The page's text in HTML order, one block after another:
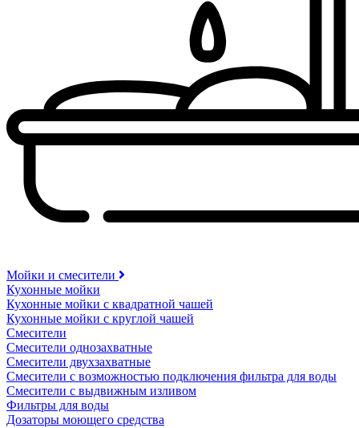
Мойки и смесители
Кухонные мойки
Кухонные мойки с квадратной чашей
Кухонные мойки с круглой чашей
Смесители
Смесители однозахватные
Смесители двухзахватные
Смесители с возможностью подключения фильтра для воды
Смесители с выдвижным изливом
Фильтры для воды
Дозаторы моющего средства